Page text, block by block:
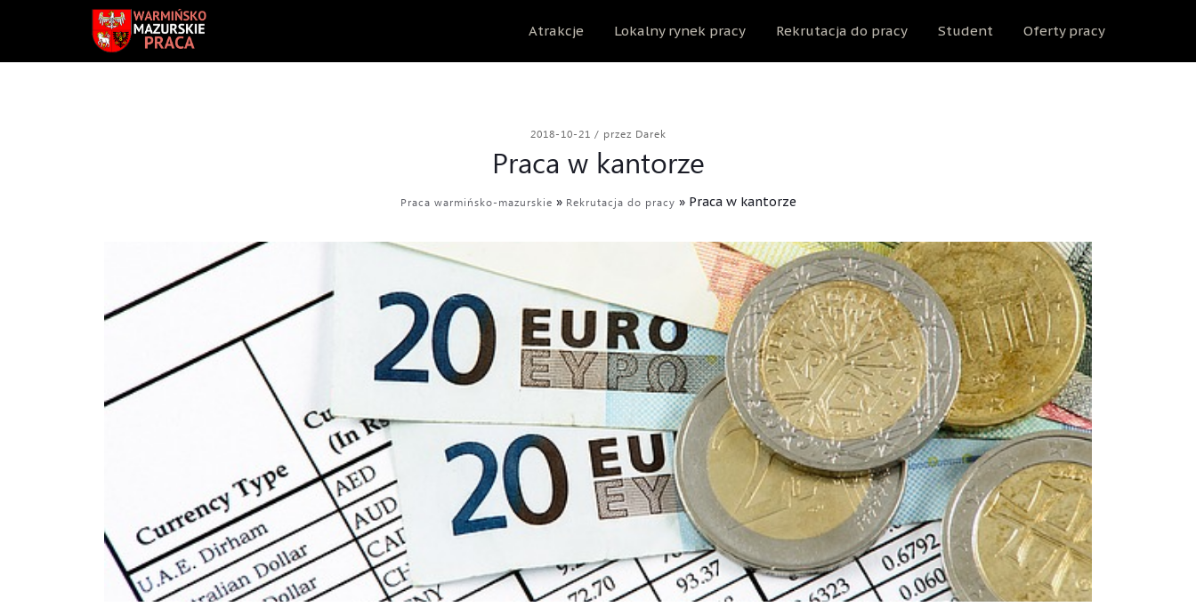
Atrakcje Lokalny rynek pracy Rekrutacja do pracy Student Oferty pracy
2018-10-21 / przez Darek
Praca w kantorze
Praca warmińsko-mazurskie » Rekrutacja do pracy » Praca w kantorze